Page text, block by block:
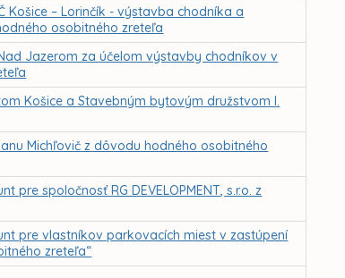
Košice – Lorinčík - výstavba chodníka a
osobitného zreteľa
Jazerom za účelom výstavby chodníkov v
Košice a Stavebným bytovým družstvom I.
Michľovič z dôvodu hodného osobitného
spoločnosť RG DEVELOPMENT, s.r.o. z
pre vlastníkov parkovacích miest v zastúpení
zreteľa“